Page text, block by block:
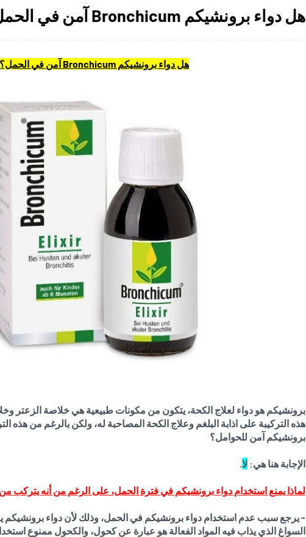
هل دواء برونشيكم Bronchicum آمن في الحمل؟
هل دواء برونشيكم Bronchicum آمن في الحمل؟
برونشيكم هو دواء لعلاج الكحة، يتكون من مكونات طبيعية هي خلاصة الزعتر
هذه التركيبة على اذابة البلغم وعلاج الكحة المصاحبة له، ولكن بالرغم من هذه
برونشيكم آمن للحوامل؟
الإجابة هنا هي:لا.
لماذا يمنع استخدام دواء برونشيكم في فترة الحمل، على الرغم من أنه يتركب
السواغ الذي يذاب فيه المواد الفعالة هو عبارة عن كحول، والكحول ممنوع